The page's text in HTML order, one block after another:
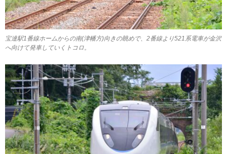
宝達駅1番線ホームからの南(津幡方)向きの眺めで、2番線より521系電車が金沢
へ向けて発車していくトコロ。